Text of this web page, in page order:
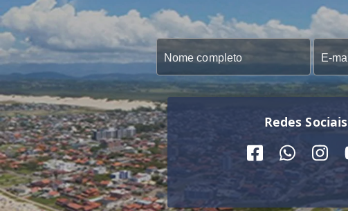
Redes Sociais